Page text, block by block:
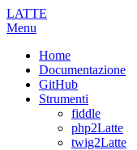
LATTE
Menu
Home
Documentazione
GitHub
Strumenti
fiddle
php2Latte
twig2Latte